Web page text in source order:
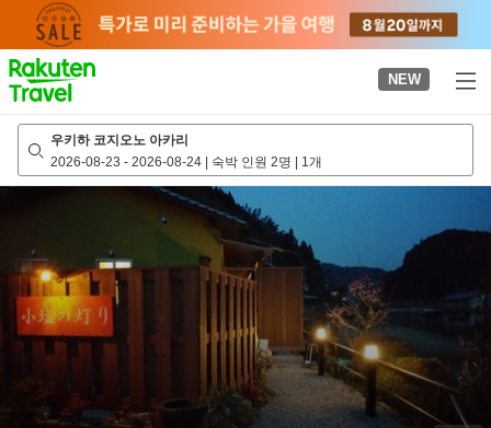
page
NEW
우키하 코지오노 아카리
2026-08-23 - 2026-08-24 | 숙박 인원 2명 | 1개